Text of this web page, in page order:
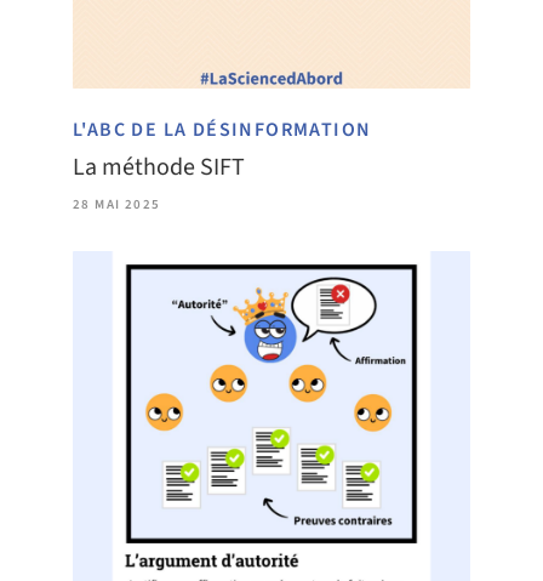
L'ABC DE LA DÉSINFORMATION
La méthode SIFT
28 MAI 2025